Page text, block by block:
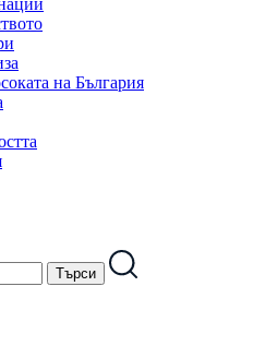
на България